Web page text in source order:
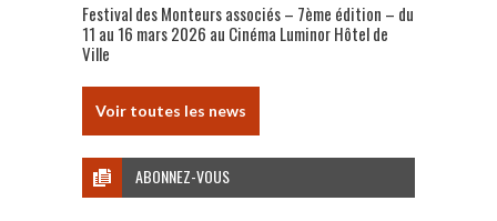
Festival des Monteurs associés – 7ème édition – du
11 au 16 mars 2026 au Cinéma Luminor Hôtel de
Ville
Voir toutes les news
ABONNEZ-VOUS